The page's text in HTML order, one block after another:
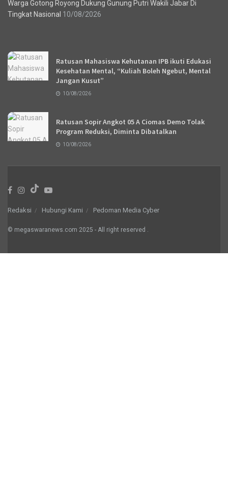
Warga Gotong Royong Dukung Gunung Putri Wakili Jabar Di
Tingkat Nasional 10/08/2026
Ratusan Mahasiswa Kehutanan IPB ikuti Edukasi
Kesehatan Mental, “Kuliah Boleh Ngebut, Mental
Jangan Kusut”
10/08/2026
Ratusan Sopir Angkot 05 A Ciomas Demo Tolak
Program Reduksi, Diminta Dibatalkan
10/08/2026
Redaksi Hubungi Kami Pedoman Media Cyber
© megaswaranews.com 2025 - All right reserved